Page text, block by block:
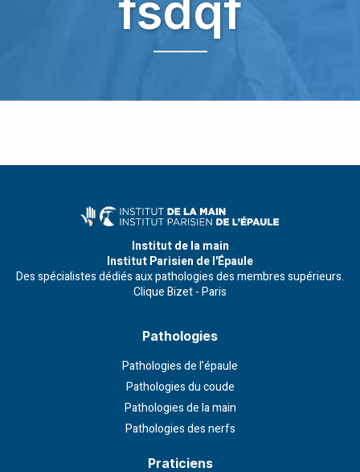
Institut de la main
Institut Parisien de l'Épaule
Des spécialistes dédiés aux pathologies des membres supérieurs.
Clique Bizet - Paris
Pathologies
Pathologies de l’épaule
Pathologies du coude
Pathologies de la main
Pathologies des nerfs
Praticiens